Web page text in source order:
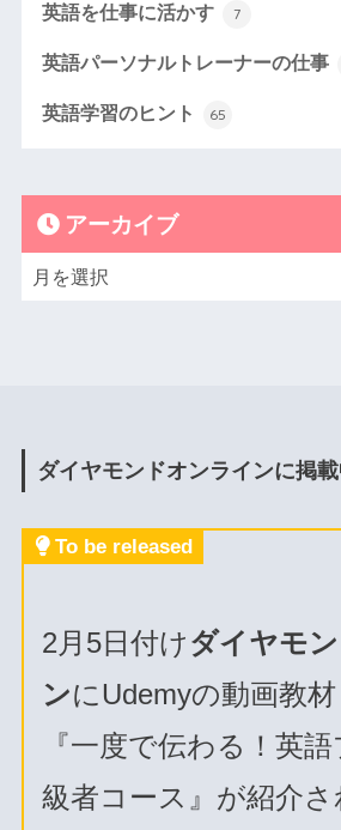
英語を仕事に活かす 7
英語パーソナルトレーナーの仕事
英語学習のヒント 65
アーカイブ
ダイヤモンドオンラインに掲載
To be released
2月5日付けダイヤモ
ンにUdemyの動画教材
『一度で伝わる！英
級者コース』が紹介さ